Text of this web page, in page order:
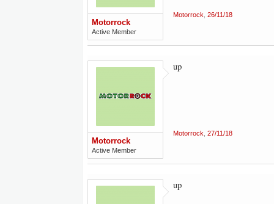
Motorrock
Active Member
Motorrock 26/11/18
Motorrock
Active Member
up
Motorrock 27/11/18
up